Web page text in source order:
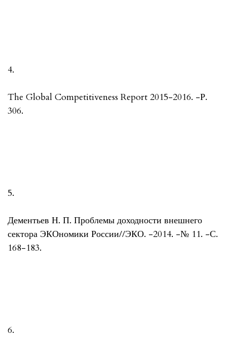
4.
The Global Competitiveness Report 2015-2016. -Р.
306.
5.
Дементьев Н. П. Проблемы доходности внешнего
сектора ЭКОномики России//ЭКО. -2014. -№ 11. -С.
168-183.
6.